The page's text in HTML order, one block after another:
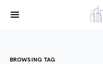
BROWSING TAG